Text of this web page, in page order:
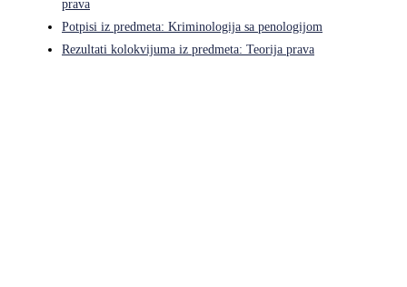
prava
Potpisi iz predmeta: Kriminologija sa penologijom
Rezultati kolokvijuma iz predmeta: Teorija prava